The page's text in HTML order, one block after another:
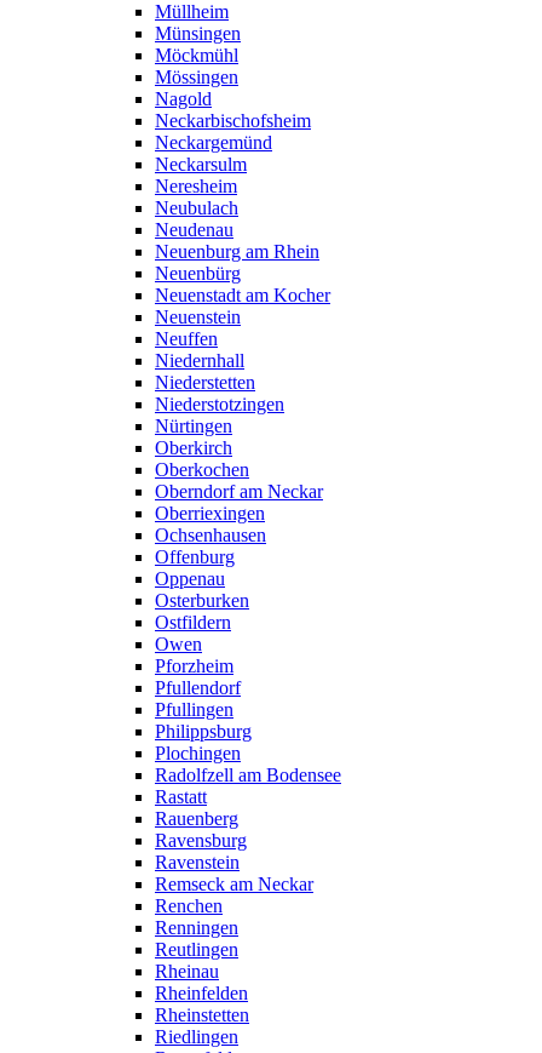
Müllheim
Münsingen
Möckmühl
Mössingen
Nagold
Neckarbischofsheim
Neckargemünd
Neckarsulm
Neresheim
Neubulach
Neudenau
Neuenburg am Rhein
Neuenbürg
Neuenstadt am Kocher
Neuenstein
Neuffen
Niedernhall
Niederstetten
Niederstotzingen
Nürtingen
Oberkirch
Oberkochen
Oberndorf am Neckar
Oberriexingen
Ochsenhausen
Offenburg
Oppenau
Osterburken
Ostfildern
Owen
Pforzheim
Pfullendorf
Pfullingen
Philippsburg
Plochingen
Radolfzell am Bodensee
Rastatt
Rauenberg
Ravensburg
Ravenstein
Remseck am Neckar
Renchen
Renningen
Reutlingen
Rheinau
Rheinfelden
Rheinstetten
Riedlingen